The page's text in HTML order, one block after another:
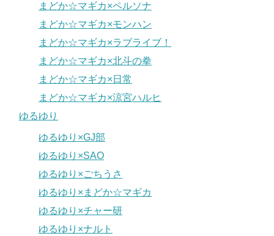
まどか☆マギカ×ペルソナ
まどか☆マギカ×モンハン
まどか☆マギカ×ラブライブ！
まどか☆マギカ×北斗の拳
まどか☆マギカ×日常
まどか☆マギカ×涼宮ハルヒ
ゆるゆり
ゆるゆり×GJ部
ゆるゆり×SAO
ゆるゆり×ごちうさ
ゆるゆり×まどか☆マギカ
ゆるゆり×チャー研
ゆるゆり×ナルト